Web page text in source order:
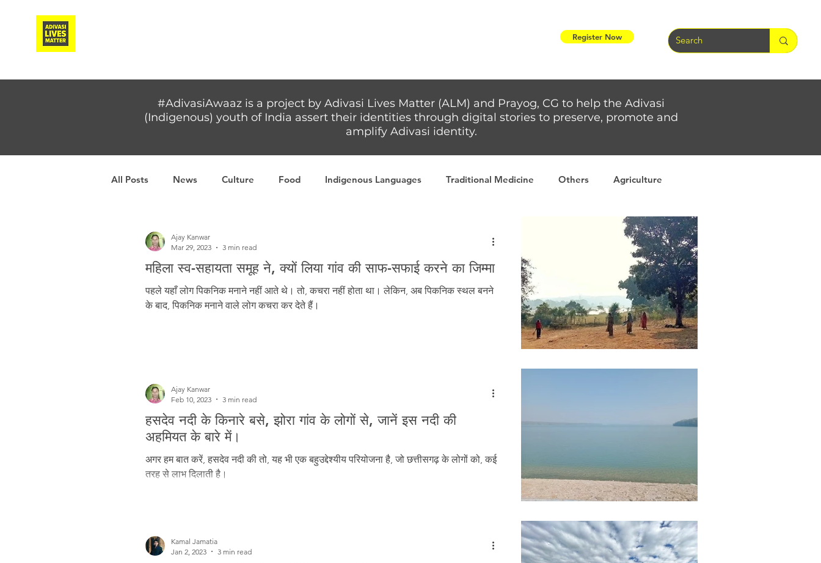
Register Now
#AdivasiAwaaz is a project by Adivasi Lives Matter (ALM) and Prayog, CG to help the Adivasi
(Indigenous) youth of India assert their identities through digital stories to preserve, promote and
amplify Adivasi identity.
All Posts News Culture Food Indigenous Languages Traditional Medicine Others Agriculture
Freedom Fighters Folklore Festivals Tribal Rights Literature
महिला स्व-सहायता समूह ने, क्यों लिया गांव की साफ-सफाई करने का जिम्मा
पहले यहाँ लोग पिकनिक मनाने नहीं आते थे। तो, कचरा नहीं होता था। लेकिन, अब पिकनिक स्थल बनने
के बाद, पिकनिक मनाने वाले लोग कचरा कर देते हैं।
Ajay Kanwar
Mar 29, 2023
3 min read
हसदेव नदी के किनारे बसे, झोरा गांव के लोगों से, जानें इस नदी की
अहमियत के बारे में।
अगर हम बात करें, हसदेव नदी की तो, यह भी एक बहुउद्देश्यीय परियोजना है, जो छत्तीसगढ़ के लोगों को, कई
तरह से लाभ दिलाती है।
Ajay Kanwar
Feb 10, 2023
3 min read
Kamal Jamatia
Jan 2, 2023
3 min read